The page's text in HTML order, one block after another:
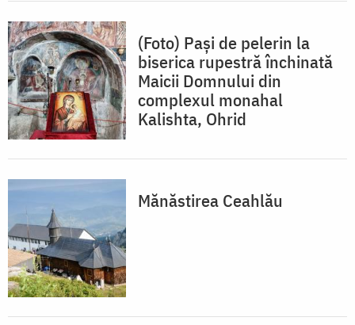
(Foto) Pași de pelerin la
biserica rupestră închinată
Maicii Domnului din
complexul monahal
Kalishta, Ohrid
Mănăstirea Ceahlău